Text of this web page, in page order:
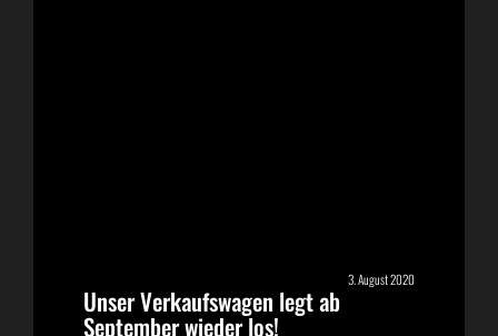
3. August 2020
Unser Verkaufswagen legt ab
September wieder los!